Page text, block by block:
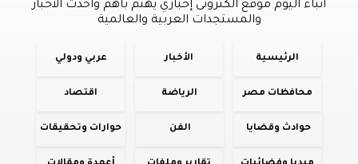
أنباء اليوم موقع الكترونى إخباري يهتم بأهم وأحدث الأخبار
والمستجدات العربية والعالمية
الرئيسية الأخبار عربي ودولي
محافظات مصر الرياضة اقتصاد
حوادث وقضايا الفن حوارات وتحقيقات